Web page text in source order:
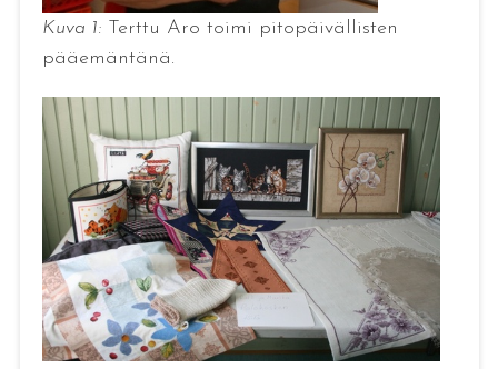
Kuva 1:Terttu Aro toimi pitopäivällisten
pääemäntänä.